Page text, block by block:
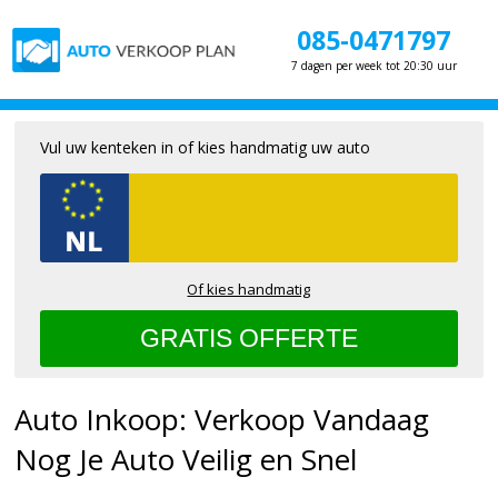
085-0471797
7 dagen per week tot 20:30 uur
Auto Inkoop: Verkoop Vandaag
Nog Je Auto Veilig en Snel
Vul uw kenteken in of kies handmatig uw auto
Of kies handmatig